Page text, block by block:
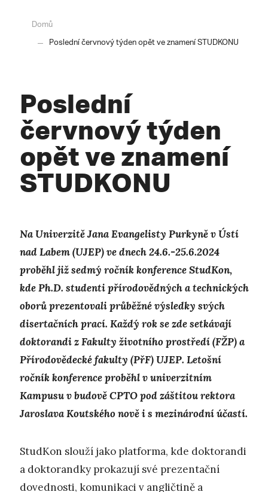
Domů
Poslední červnový týden opět ve znamení STUDKONU
Poslední
červnový týden
opět ve znamení
STUDKONU
Na Univerzitě Jana Evangelisty Purkyně v Ústí
nad Labem (UJEP) ve dnech 24.6.-25.6.2024
proběhl již sedmý ročník konference StudKon,
kde Ph.D. studenti přírodovědných a technických
oborů prezentovali průběžné výsledky svých
disertačních prací. Každý rok se zde setkávají
doktorandi z Fakulty životního prostředí (FŽP) a
Přírodovědecké fakulty (PřF) UJEP. Letošní
ročník konference proběhl v univerzitním
Kampusu v budově CPTO pod záštitou rektora
Jaroslava Koutského nově i s mezinárodní účastí.
StudKon slouží jako platforma, kde doktorandi
a doktorandky prokazují své prezentační
dovednosti, komunikaci v angličtině a